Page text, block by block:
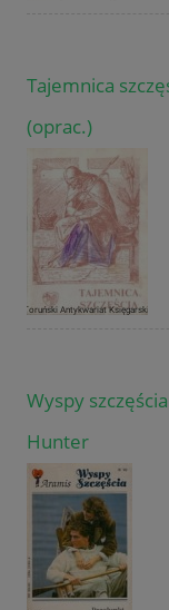
Tajemnica
(oprac.)
Wyspy
Hunter